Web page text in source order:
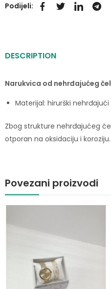
Podijeli:
DESCRIPTION
Narukvica od nehrđajućeg
Materijal: hirurški nehrđajući
Zbog strukture nehrđajućeg
otporan na oksidaciju i koroziju.
Povezani proizvodi